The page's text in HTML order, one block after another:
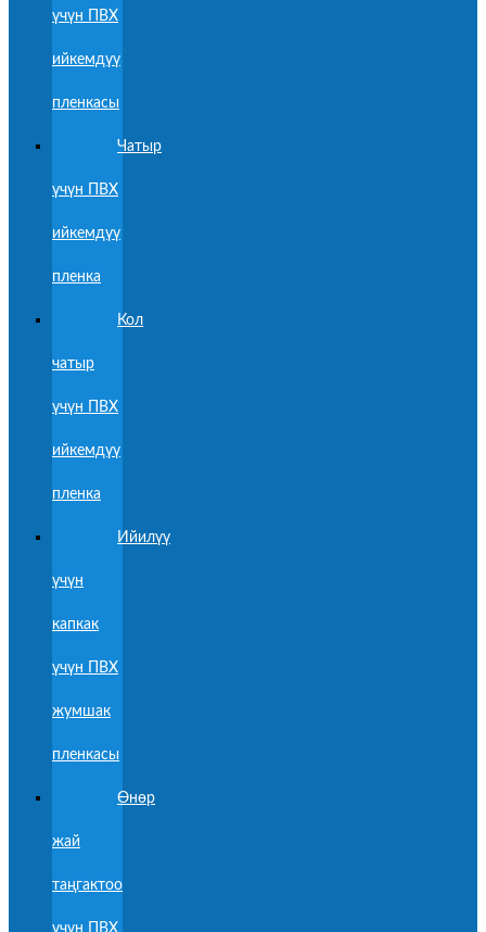
үчүн ПВХ
ийкемдүү
пленкасы
Чатыр
үчүн ПВХ
ийкемдүү
пленка
Кол
чатыр
үчүн ПВХ
ийкемдүү
пленка
Ийилүү
үчүн
капкак
үчүн ПВХ
жумшак
пленкасы
Өнөр
жай
таңгактоо
үчүн ПВХ